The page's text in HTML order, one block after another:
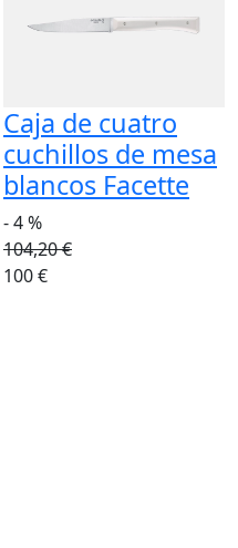
Caja de cuatro
cuchillos de mesa
blancos Facette
- 4 %
104,20 €
100 €